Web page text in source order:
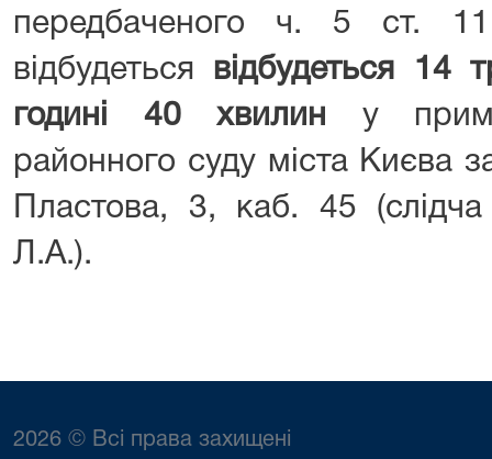
передбаченого ч. 5 ст.
відбудеться відбудеться 14
годині 40 хвилин у
районного суду міста Києва
Пластова, 3, каб. 45
Л.А.).
2026 © Всі права захищені